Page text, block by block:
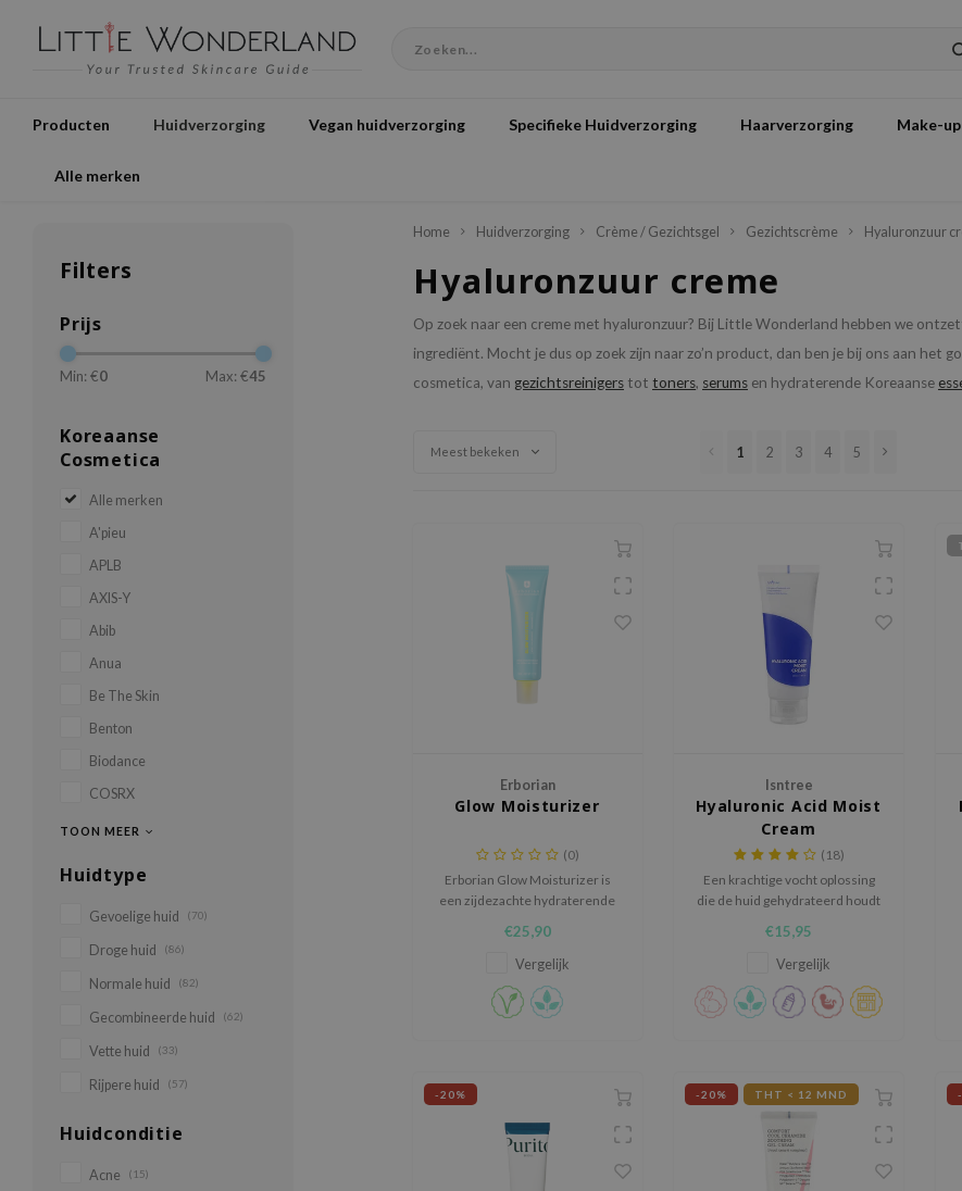
Producten Huidverzorging Vegan huidverzorging Specifieke Huidverzorging Haarverzorging Make-up
Alle merken
Filters
Prijs
Min: €0 Max: €45
Koreaanse
Cosmetica
Alle merken
A'pieu
APLB
AXIS-Y
Abib
Anua
Be The Skin
Benton
Biodance
COSRX
TOON MEER
Huidtype
Gevoelige huid (70)
Droge huid (86)
Normale huid (82)
Gecombineerde huid (62)
Vette huid (33)
Rijpere huid (57)
Huidconditie
Acne (15)
Home Huidverzorging Crème / Gezichtsgel Gezichtscrème Hyaluronzuur
Hyaluronzuur creme
Op zoek naar een creme met hyaluronzuur? Bij Little Wonderland hebben we
ingrediënt. Mocht je dus op zoek zijn naar zo’n product, dan ben je bij ons aan het
cosmetica, van gezichtsreinigers tot toners, serums en hydraterende Koreaanse
Meest bekeken 1 2 3 4 5
Erborian
Glow Moisturizer
(0)
Erborian Glow Moisturizer is
een zijdezachte hydraterende
skin glow zonder vettig gevoel.
€25,90
Vergelijk
Isntree
Hyaluronic Acid Moist
Cream
(18)
Een krachtige vocht oplossing
die de huid gehydrateerd houdt
leveren aan de droge en
uitgedroogde huid.
€15,95
Vergelijk
-20% -20% THT < 12 MND